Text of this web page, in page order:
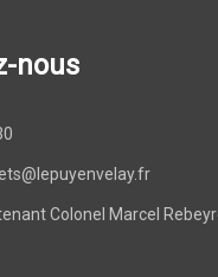
nous
Colonel Marcel